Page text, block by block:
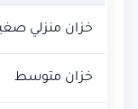
خزان منزلي
خزان متوسط